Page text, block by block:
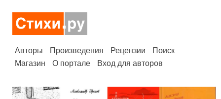
Авторы Произведения Рецензии
Поиск
Магазин
О портале Вход для авторов